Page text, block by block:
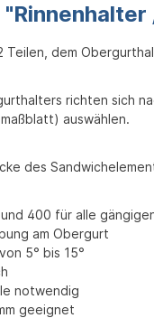
dem
richten sich
auswählen.
des
400 für alle
am Obergurt
5° bis 15°
notwendig
geeignet